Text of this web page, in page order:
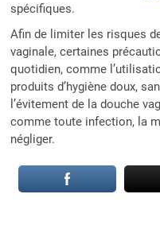
spécifiques.
Afin de limiter les risques
vaginale, certaines
quotidien, comme
produits d’hygiène doux,
l’évitement de la douche
comme toute infection, la
négliger.